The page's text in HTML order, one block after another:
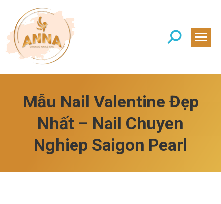
Search:
Mẫu Nail Valentine Đẹp
Nhất – Nail Chuyen
Nghiep Saigon Pearl